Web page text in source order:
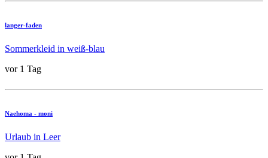
langer-faden
Sommerkleid in weiß-blau
vor 1 Tag
Naehoma - moni
Urlaub in Leer